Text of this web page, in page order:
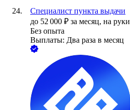
Специалист пункта выдачи
до 52 000 ₽ за месяц, на руки
Без опыта
Выплаты: Два раза в месяц